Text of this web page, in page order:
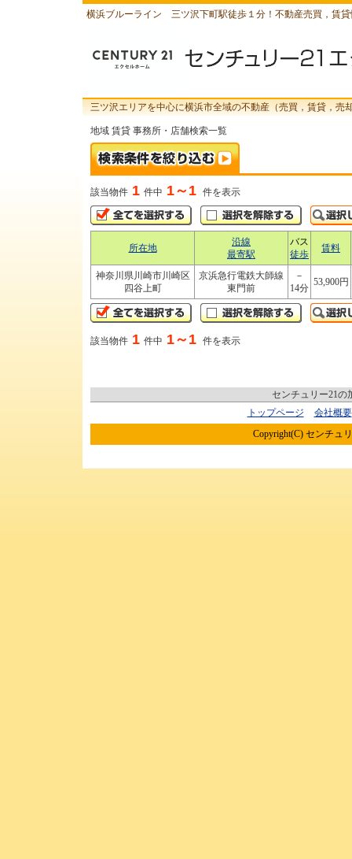
横浜ブルーライン 三ツ沢下町駅徒歩１分！不動産売買，賃
三ツ沢エリアを中心に横浜市全域の不動産（売買，賃貸，
地域 賃貸 事務所・店舗検索一覧
該当物件 1 件中 1～1 件を表示
所在地
沿線
最寄駅
バス
徒歩
賃料
神奈川県川崎市川崎区
四谷上町
京浜急行電鉄大師線
東門前
－
14分
53,900円
該当物件 1 件中 1～1 件を表示
センチュリー21の
トップページ
会社概要
Copyright(C) センチュ